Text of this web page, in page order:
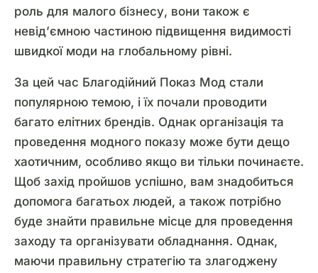
роль для малого бізнесу, вони також є
невід’ємною частиною підвищення видимості
швидкої моди на глобальному рівні.
За цей час Благодійний Показ Мод стали
популярною темою, і їх почали проводити
багато елітних брендів. Однак організація та
проведення модного показу може бути дещо
хаотичним, особливо якщо ви тільки починаєте.
Щоб захід пройшов успішно, вам знадобиться
допомога багатьох людей, а також потрібно
буде знайти правильне місце для проведення
заходу та організувати обладнання. Однак,
маючи правильну стратегію та злагоджену